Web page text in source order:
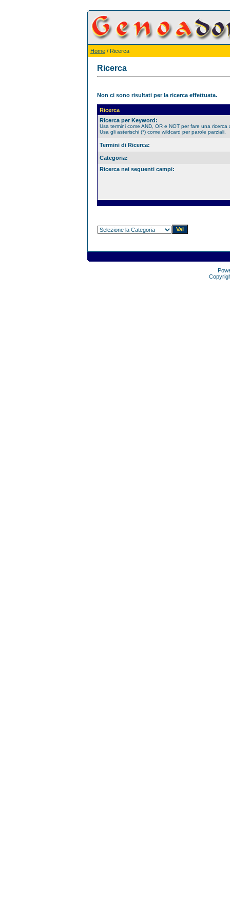
Home / Ricerca
Ricerca
Non ci sono risultati per la ricerca effettuata.
Ricerca
Ricerca per Keyword:
Usa termini come AND, OR e NOT per fare una ricerca
Usa gli asterischi (*) come wildcard per parole parziali.
Termini di Ricerca:
Categoria:
Ricerca nei seguenti campi: